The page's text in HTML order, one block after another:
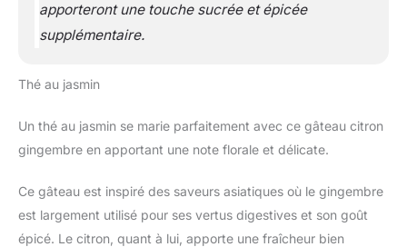
apporteront une touche sucrée et épicée
supplémentaire.
Thé au jasmin
Un thé au jasmin se marie parfaitement avec ce gâteau citron
gingembre en apportant une note florale et délicate.
Ce gâteau est inspiré des saveurs asiatiques où le gingembre
est largement utilisé pour ses vertus digestives et son goût
épicé. Le citron, quant à lui, apporte une fraîcheur bien